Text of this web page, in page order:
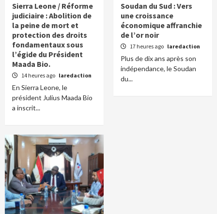
Sierra Leone / Réforme
judiciaire : Abolition de
la peine de mort et
protection des droits
fondamentaux sous
l’égide du Président
Maada Bio.
14 heures ago laredaction
En Sierra Leone, le
président Julius Maada Bio
a inscrit...
Soudan du Sud : Vers
une croissance
économique affranchie
de l’or noir
17 heures ago laredaction
Plus de dix ans après son
indépendance, le Soudan
du...